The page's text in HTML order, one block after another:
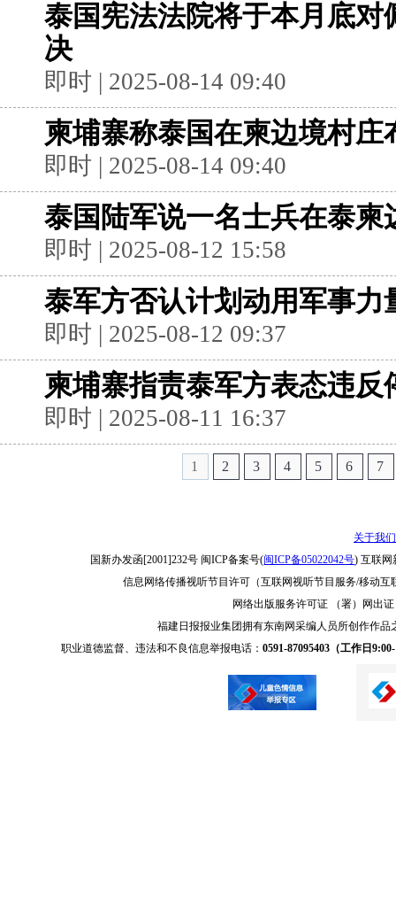
泰国宪法法院将于本月底对
决
即时 | 2025-08-14 09:40
柬埔寨称泰国在柬边境村庄
即时 | 2025-08-14 09:40
泰国陆军说一名士兵在泰柬
即时 | 2025-08-12 15:58
泰军方否认计划动用军事力
即时 | 2025-08-12 09:37
柬埔寨指责泰军方表态违反
即时 | 2025-08-11 16:37
1 2 3 4 5 6 7